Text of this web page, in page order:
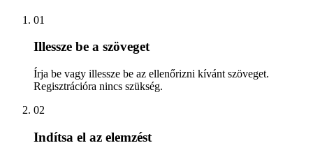
01
Illessze be a szöveget
Írja be vagy illessze be az ellenőrizni kívánt szöveget.
Regisztrációra nincs szükség.
02
Indítsa el az elemzést